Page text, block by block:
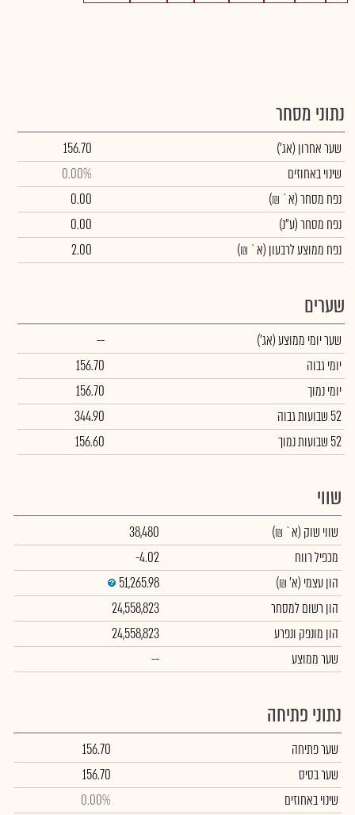
נתוני מסחר
שער אחרון (אג')
156.70
שינוי באחוזים
0.00%
נפח מסחר(א` ₪)
0.00
נפח מסחר(ע"נ)
0.00
נפח ממוצע לרבעון (א` ₪)
2.00
שערים
שער יומי ממוצע(אג')
--
יומי גבוה
156.70
יומי נמוך
156.70
52 שבועות גבוה
344.90
52 שבועות נמוך
156.60
שווי
שווי שוק (א` ₪)
38,480
מכפיל רווח
-4.02
הון עצמי (א' ₪)
51,265.98
הון רשום למסחר
24,558,823
הון מונפק ונפרע
24,558,823
שער ממוצע
--
נתוני פתיחה
שער פתיחה
156.70
שער בסיס
156.70
שינוי באחוזים
0.00%